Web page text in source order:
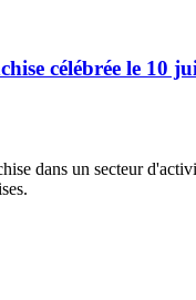
célébrée le 10
dans un secteur